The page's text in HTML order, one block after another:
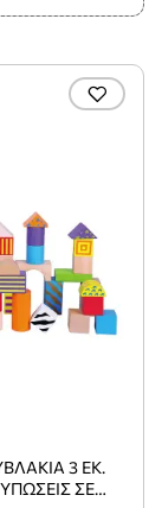
3 ΕΚ.
ΣΕ